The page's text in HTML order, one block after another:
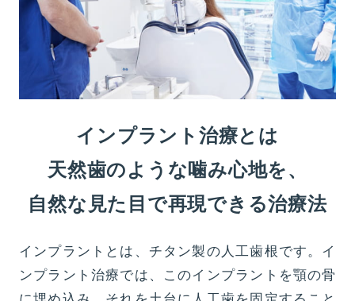
インプラント治療とは
天然歯のような噛み心地を、
自然な見た目で再現できる治療法
インプラントとは、チタン製の人工歯根です。イ
ンプラント治療では、このインプラントを顎の骨